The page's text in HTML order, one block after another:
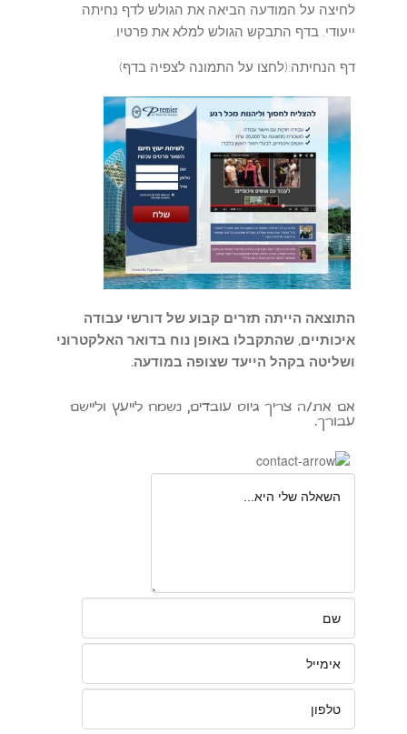
לחיצה על המודעה הביאה את הגולש לדף נחיתה
ייעודי. בדף התבקש הגולש למלא את פרטיו.
דף הנחיתה:(לחצו על התמונה לצפיה בדף)
התוצאה הייתה תזרים קבוע של דורשי עבודה
איכותיים, שהתקבלו באופן נוח בדואר האלקטרוני
ושליטה בקהל הייעד שצופה במודעה.
אם את/ה צריך גיוס עובדים, נשמח לייעץ וליישם
עבורך.